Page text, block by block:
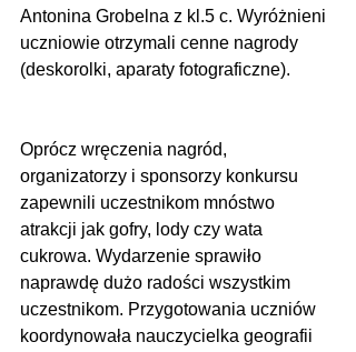
Antonina Grobelna z kl.5 c. Wyróżnieni
uczniowie otrzymali cenne nagrody
(deskorolki, aparaty fotograficzne).
Oprócz wręczenia nagród,
organizatorzy i sponsorzy konkursu
zapewnili uczestnikom mnóstwo
atrakcji jak gofry, lody czy wata
cukrowa. Wydarzenie sprawiło
naprawdę dużo radości wszystkim
uczestnikom. Przygotowania uczniów
koordynowała nauczycielka geografii